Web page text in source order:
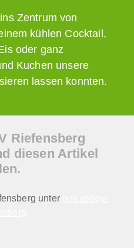
Zentrum von
kühlen Cocktail,
oder ganz
Kuchen unsere
lassen konnten.
Riefensberg
diesen Artikel
unter